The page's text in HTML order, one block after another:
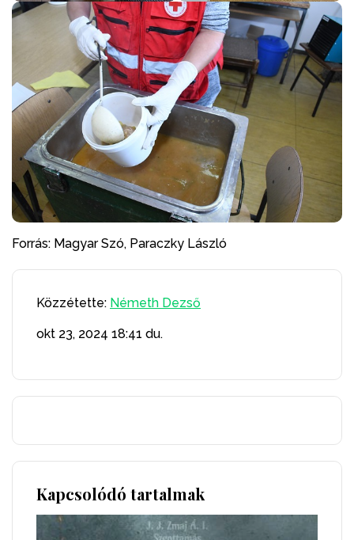
Forrás: Magyar Szó, Paraczky László
Közzétette: Németh Dezső
okt 23, 2024 18:41 du.
Kapcsolódó tartalmak